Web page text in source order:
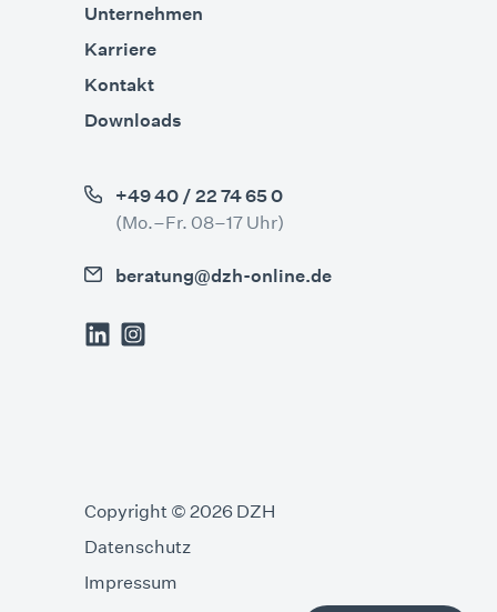
Unternehmen
Karriere
Kontakt
Downloads
+49 40 / 22 74 65 0
(Mo.–Fr. 08–17 Uhr)
beratung@dzh-online.de
Copyright © 2026 DZH
Datenschutz
Impressum